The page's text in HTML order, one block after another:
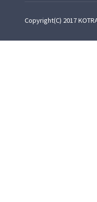
Copyright(C) 2017